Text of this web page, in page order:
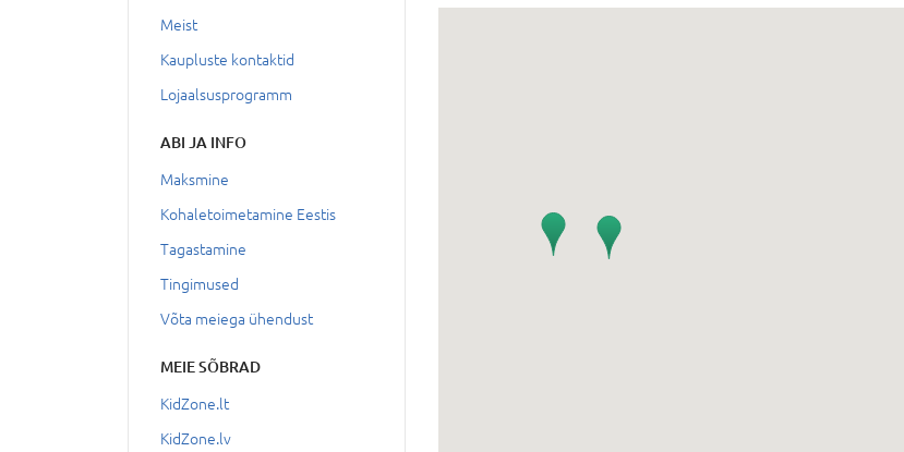
Meist
Kaupluste kontaktid
Lojaalsusprogramm
ABI JA INFO
Maksmine
Kohaletoimetamine Eestis
Tagastamine
Tingimused
Võta meiega ühendust
MEIE SÕBRAD
KidZone.lt
KidZone.lv